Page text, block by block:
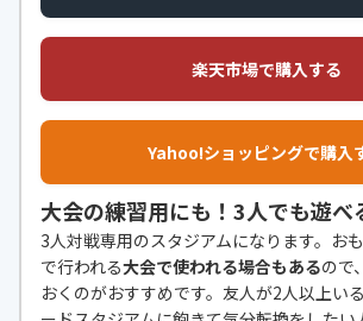
楽天市場で購入する
Yahoo!ショッピングで購入
大会の練習用にも！3人でも遊べ
3人対戦専用のスタジアムになります。お
で行われる大会で使われる場合もあるので
おくのがおすすめです。友人が2人以上い